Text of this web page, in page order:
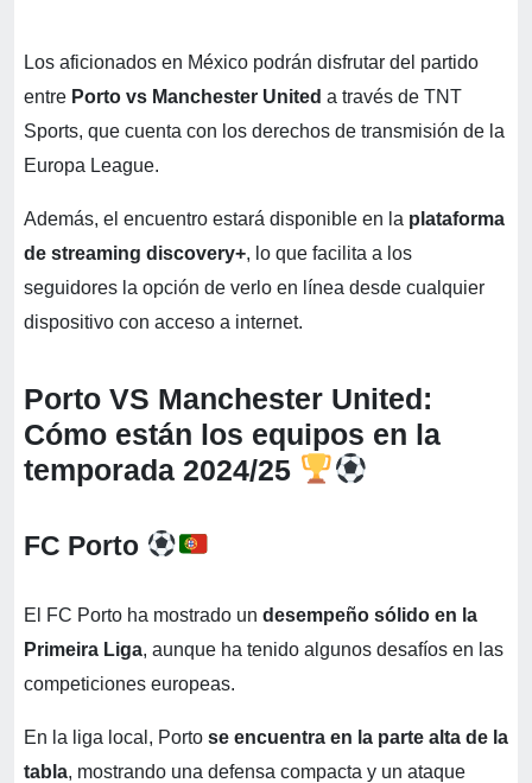
Los aficionados en México podrán disfrutar del partido
entre Porto vs Manchester United a través de TNT
Sports, que cuenta con los derechos de transmisión de la
Europa League.
Además, el encuentro estará disponible en la plataforma
de streaming discovery+, lo que facilita a los
seguidores la opción de verlo en línea desde cualquier
dispositivo con acceso a internet.
Porto VS Manchester United:
Cómo están los equipos en la
temporada 2024/25
FC Porto
El FC Porto ha mostrado un desempeño sólido en la
Primeira Liga, aunque ha tenido algunos desafíos en las
competiciones europeas.
En la liga local, Porto se encuentra en la parte alta de la
tabla, mostrando una defensa compacta y un ataque